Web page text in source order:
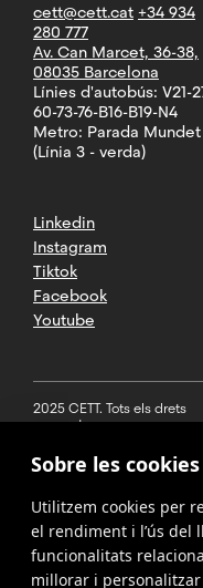
cett@cett.cat +34 934
280 777
Av. Can Marcet, 36-38,
08035 Barcelona
Línies d'autobús: V21-
60-73-76-B16-B19-N4
Metro: Parada Mundet
(Línia 3 - verda)
Linkedin
Instagram
Tiktok
Facebook
Youtube
2025 CETT. Tots els drets
reservats
Avís legal
Política de
privacitat
Cookies
Sobre les
Utilitzem cookies per
el rendiment i l’ús del
funcionalitats
millorar i